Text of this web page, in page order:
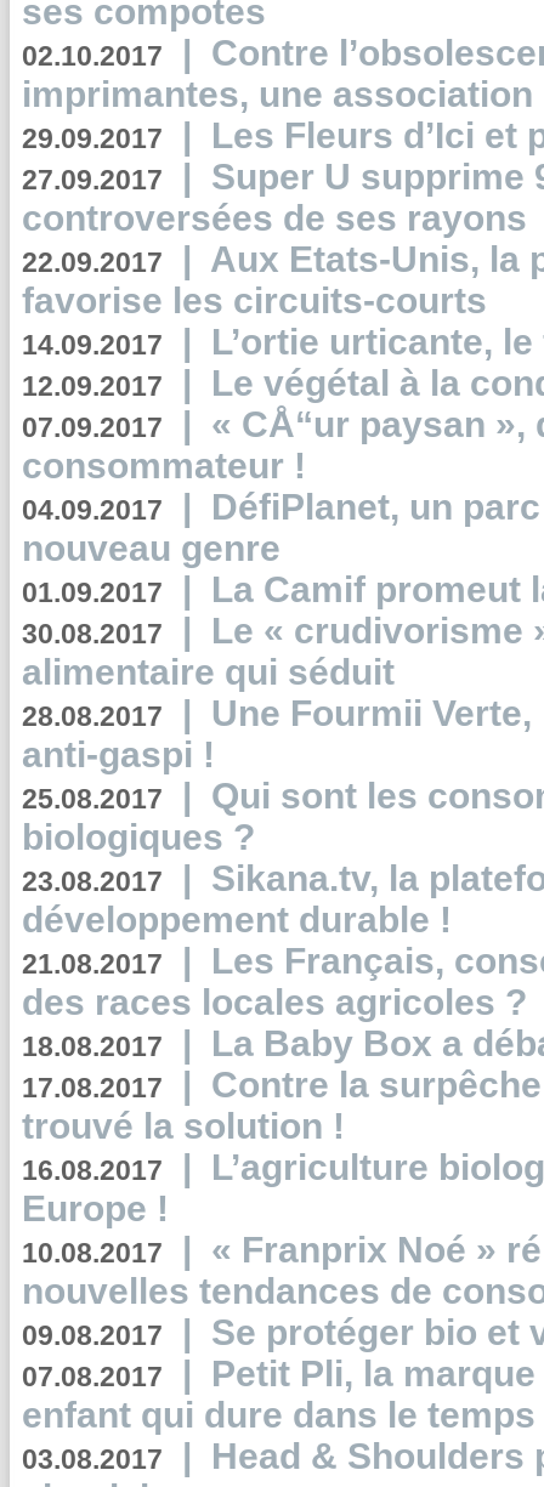
ses compotes
02.10.2017 | Contre
imprimantes, une
29.09.2017 | Les Fleurs d’Ici et
27.09.2017 | Super U supprime
controversées de ses rayons
22.09.2017 | Aux Etats-Unis, la
favorise les circuits-courts
14.09.2017 | L’ortie urticante,
12.09.2017 | Le végétal à la
07.09.2017 | « CÅ“ur paysan
consommateur !
04.09.2017 | DéfiPlanet, un
nouveau genre
01.09.2017 | La Camif promeut
30.08.2017 | Le « crudivorisme
alimentaire qui séduit
28.08.2017 | Une Fourmii
anti-gaspi !
25.08.2017 | Qui sont les
biologiques ?
23.08.2017 | Sikana.tv, la
développement durable !
21.08.2017 | Les Français,
des races locales agricoles ?
18.08.2017 | La Baby Box a
17.08.2017 | Contre la
trouvé la solution !
16.08.2017 | L’agriculture
Europe !
10.08.2017 | « Franprix Noé »
nouvelles tendances de
09.08.2017 | Se protéger bio et
07.08.2017 | Petit Pli, la
enfant qui dure dans le temps
03.08.2017 | Head & Shoulders